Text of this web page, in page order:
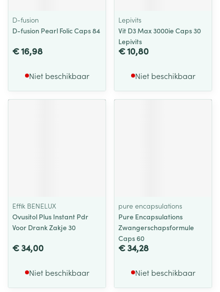
D-fusion
D-fusion Pearl Folic Caps 84
€ 16,98
Niet beschikbaar
Lepivits
Vit D3 Max 3000ie Caps 30
Lepivits
€ 10,80
Niet beschikbaar
Effik BENELUX
Ovusitol Plus Instant Pdr
Voor Drank Zakje 30
€ 34,00
Niet beschikbaar
pure encapsulations
Pure Encapsulations
Zwangerschapsformule
Caps 60
€ 34,28
Niet beschikbaar